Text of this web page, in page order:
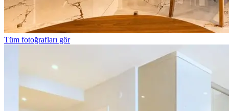
Tüm fotoğrafları gör